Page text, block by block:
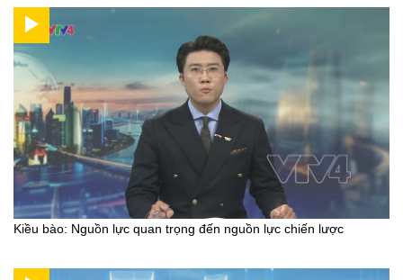
Kiều bào: Nguồn lực quan trọng đến nguồn lực chiến lược